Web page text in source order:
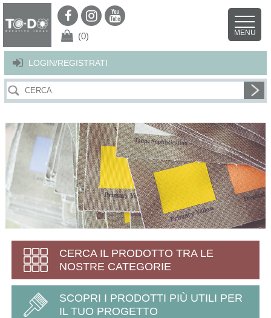
Per offrirti il miglior servizio possibile questo sito utilizza i cookies.
Continuando la navigazione nel sito autorizzi l’uso dei cookies. Per ulteriori
LOGIN/REGISTRATI
(0) MENU
CERCA IL PRODOTTO TRA LE
NOSTRE CATEGORIE
SCOPRI I PRODOTTI PIÙ UTILI PER
IL TUO PROGETTO